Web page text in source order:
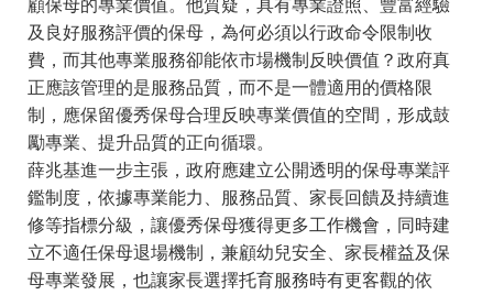
顧保母的專業價值。他質疑，具有專業證照、豐富經驗
及良好服務評價的保母，為何必須以行政命令限制收
費，而其他專業服務卻能依市場機制反映價值？政府真
正應該管理的是服務品質，而不是一體適用的價格限
制，應保留優秀保母合理反映專業價值的空間，形成鼓
勵專業、提升品質的正向循環。
薛兆基進一步主張，政府應建立公開透明的保母專業評
鑑制度，依據專業能力、服務品質、家長回饋及持續進
修等指標分級，讓優秀保母獲得更多工作機會，同時建
立不適任保母退場機制，兼顧幼兒安全、家長權益及保
母專業發展，也讓家長選擇托育服務時有更客觀的依